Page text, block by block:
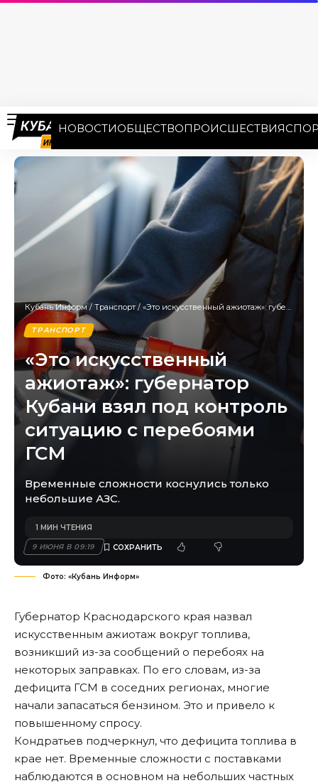
НОВОСТИОБЩЕСТВОПРОИСШЕСТВИЯ
Кубань Информ/ Транспорт/ «Это искусственный ажиотаж»: губернатор Кубани взял под контроль ситуацию с перебоями ГСМ
ТРАНСПОРТ
«Это искусственный
ажиотаж»: губернатор
Кубани взял под контроль
ситуацию с перебоями
ГСМ
Временные сложности коснулись только
небольшие АЗС.
9 ИЮНЯ В 09:19
1 МИН ЧТЕНИЯ
Фото: «Кубань Информ»
Губернатор Краснодарского края назвал
искусственным ажиотаж вокруг топлива,
возникший из-за сообщений о перебоях на
некоторых заправках. По его словам, из-за
дефицита ГСМ в соседних регионах, многие
начали запасаться бензином. Это и привело к
повышенному спросу.
Кондратьев подчеркнул, что дефицита топлива в
крае нет. Временные сложности с поставками
наблюдаются в основном на небольших частных